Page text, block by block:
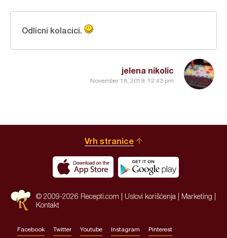
jelena nikolic
November 18, 2019, 12:43 pm
Odlicni kolacici.
Vrh stranice
© 2009-2026 Recepti.com | Uslovi korišćenja Marketing
Kontakt
Facebook Twitter Youtube Instagram Pinterest